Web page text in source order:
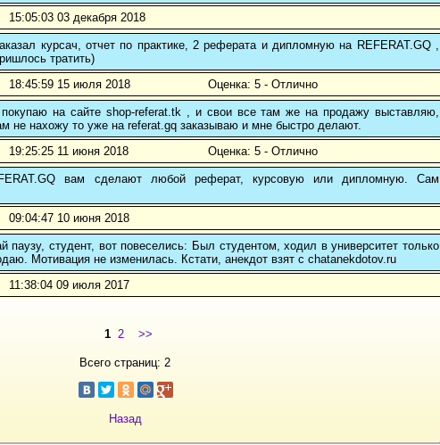
15:05:03 03 декабря 2018
курсач, отчет по практике, 2 реферата и дипломную на REFERAT.GQ ,
тратить)
18:45:59 15 июля 2018 Оценка: 5 - Отлично
на сайте shop-referat.tk , и свои все там же на продажу выставляю,
не нахожу то уже на referat.gq заказываю и мне быстро делают.
19:25:25 11 июня 2018 Оценка: 5 - Отлично
вам сделают любой реферат, курсовую или дипломную. Сам
09:04:47 10 июня 2018
паузу, студент, вот повеселись: Был студентом, ходил в университет только
Мотивация не изменилась. Кстати, анекдот взят с chatanekdotov.ru
11:38:04 09 июля 2017
1 2 >>
Всего страниц: 2
Назад